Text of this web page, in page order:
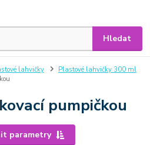
Hledat
lahvičky
Plastové lahvičky 300 ml
pumpičkou
parametry